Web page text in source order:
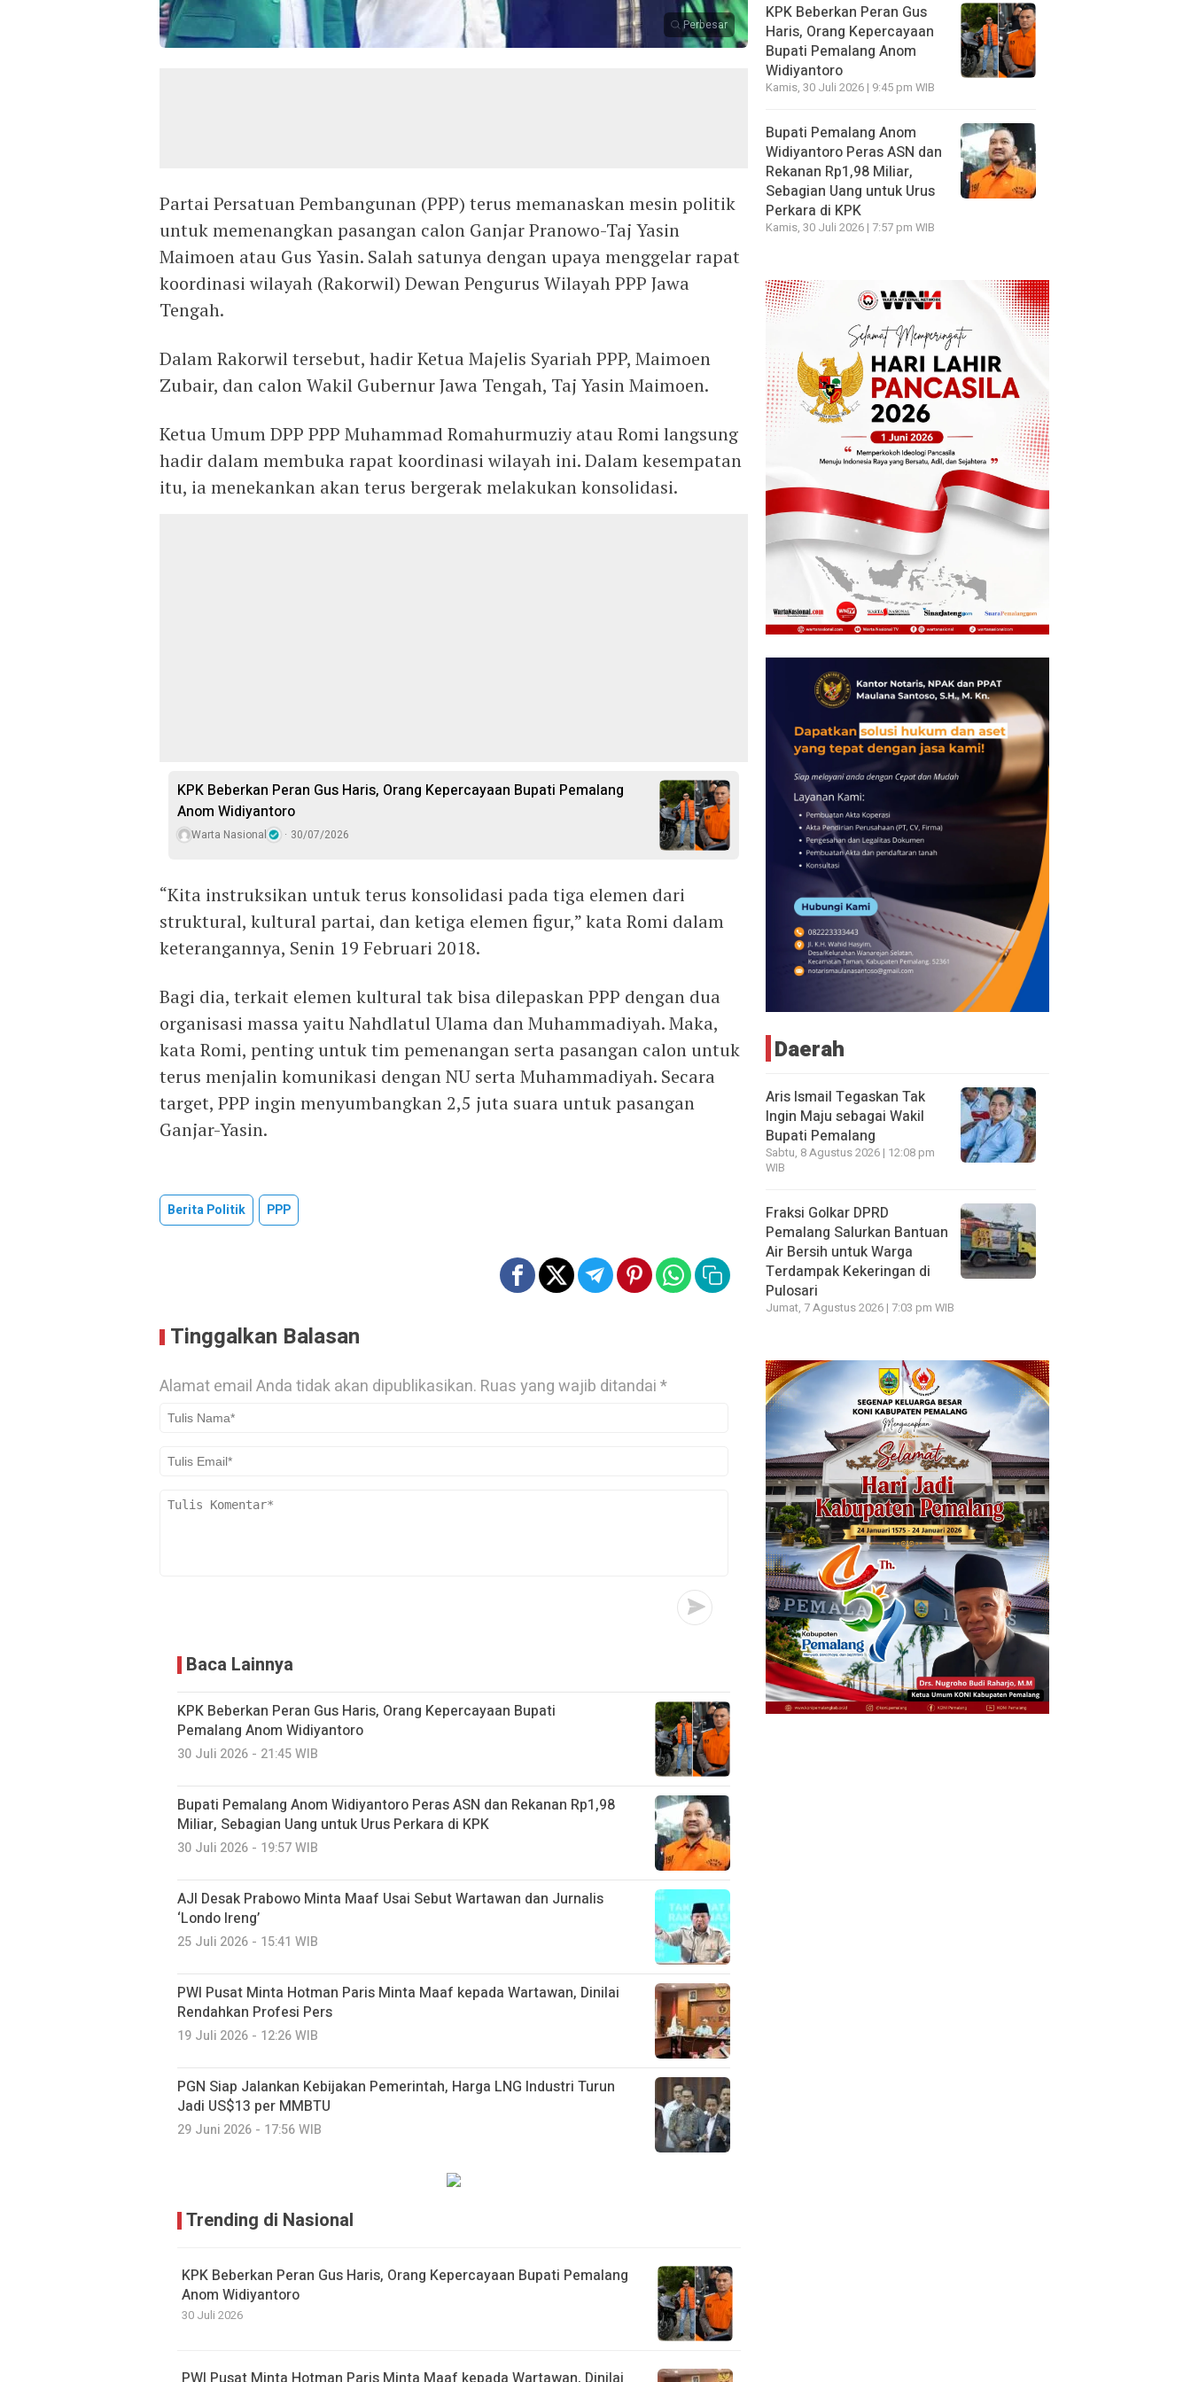
Perbesar
Partai Persatuan Pembangunan (PPP) terus memanaskan mesin politik
untuk memenangkan pasangan calon Ganjar Pranowo-Taj Yasin
Maimoen atau Gus Yasin. Salah satunya dengan upaya menggelar rapat
koordinasi wilayah (Rakorwil) Dewan Pengurus Wilayah PPP Jawa
Tengah.
Dalam Rakorwil tersebut, hadir Ketua Majelis Syariah PPP, Maimoen
Zubair, dan calon Wakil Gubernur Jawa Tengah, Taj Yasin Maimoen.
Ketua Umum DPP PPP Muhammad Romahurmuziy atau Romi langsung
hadir dalam membuka rapat koordinasi wilayah ini. Dalam kesempatan
itu, ia menekankan akan terus bergerak melakukan konsolidasi.
KPK Beberkan Peran Gus Haris, Orang Kepercayaan Bupati Pemalang
Anom Widiyantoro
Warta Nasional 30/07/2026
“Kita instruksikan untuk terus konsolidasi pada tiga elemen dari
struktural, kultural partai, dan ketiga elemen figur,” kata Romi dalam
keterangannya, Senin 19 Februari 2018.
Bagi dia, terkait elemen kultural tak bisa dilepaskan PPP dengan dua
organisasi massa yaitu Nahdlatul Ulama dan Muhammadiyah. Maka,
kata Romi, penting untuk tim pemenangan serta pasangan calon untuk
terus menjalin komunikasi dengan NU serta Muhammadiyah. Secara
target, PPP ingin menyumbangkan 2,5 juta suara untuk pasangan
Ganjar-Yasin.
Berita Politik PPP
Tinggalkan Balasan
Alamat email Anda tidak akan dipublikasikan. Ruas yang wajib ditandai*
Baca Lainnya
KPK Beberkan Peran Gus Haris, Orang Kepercayaan Bupati
Pemalang Anom Widiyantoro
30 Juli 2026 - 21:45 WIB
Bupati Pemalang Anom Widiyantoro Peras ASN dan Rekanan Rp1,98
Miliar, Sebagian Uang untuk Urus Perkara di KPK
30 Juli 2026 - 19:57 WIB
AJI Desak Prabowo Minta Maaf Usai Sebut Wartawan dan Jurnalis
‘Londo Ireng’
25 Juli 2026 - 15:41 WIB
PWI Pusat Minta Hotman Paris Minta Maaf kepada Wartawan, Dinilai
Rendahkan Profesi Pers
19 Juli 2026 - 12:26 WIB
PGN Siap Jalankan Kebijakan Pemerintah, Harga LNG Industri Turun
Jadi US$13 per MMBTU
29 Juni 2026 - 17:56 WIB
Trending di Nasional
KPK Beberkan Peran Gus Haris, Orang Kepercayaan Bupati Pemalang
Anom Widiyantoro
30 Juli 2026
KPK Beberkan Peran Gus
Haris, Orang Kepercayaan
Bupati Pemalang Anom
Widiyantoro
Kamis, 30 Juli 2026 | 9:45 pm WIB
Bupati Pemalang Anom
Widiyantoro Peras ASN dan
Rekanan Rp1,98 Miliar,
Sebagian Uang untuk Urus
Perkara di KPK
Kamis, 30 Juli 2026 | 7:57 pm WIB
Daerah
Aris Ismail Tegaskan Tak
Ingin Maju sebagai Wakil
Bupati Pemalang
Sabtu, 8 Agustus 2026 | 12:08 pm
WIB
Fraksi Golkar DPRD
Pemalang Salurkan Bantuan
Air Bersih untuk Warga
Terdampak Kekeringan di
Pulosari
Jumat, 7 Agustus 2026 | 7:03 pm WIB